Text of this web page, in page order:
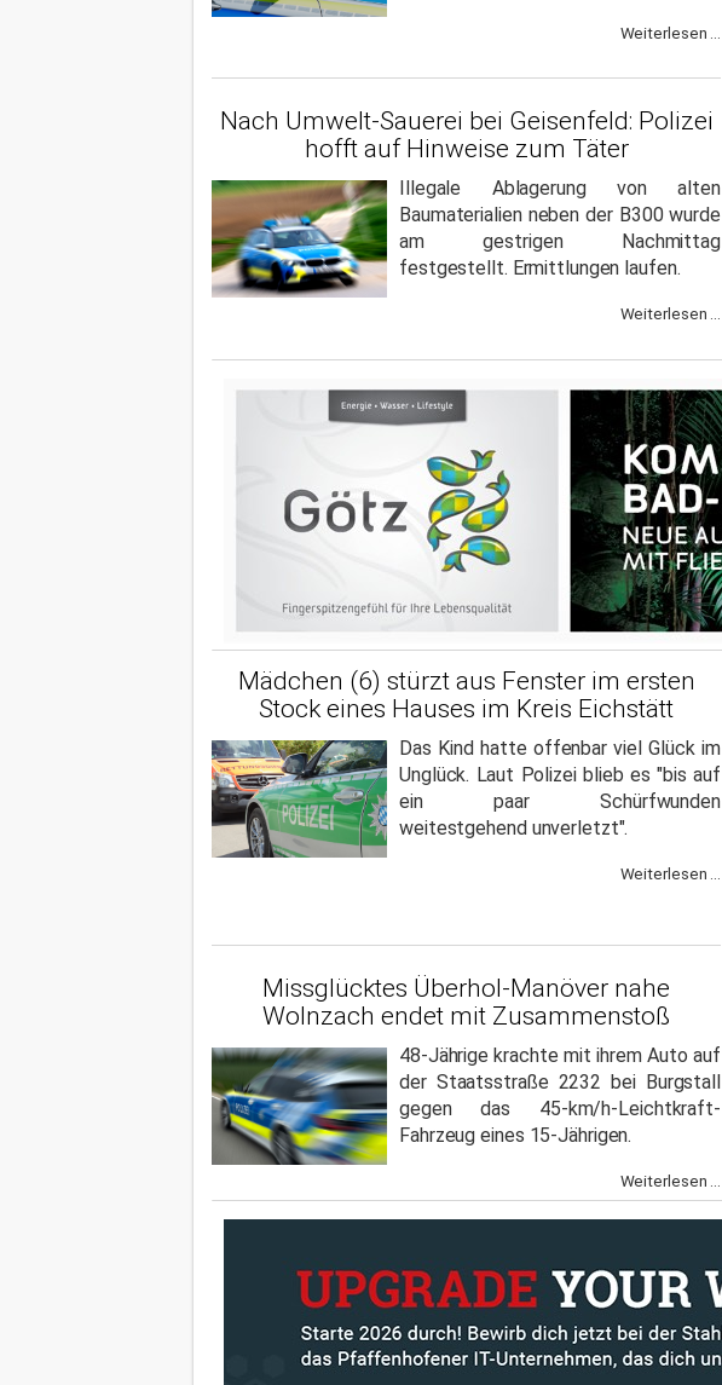
Weiterlesen ...
Nach Umwelt-Sauerei bei Geisenfeld: Polizei
hofft auf Hinweise zum Täter
Illegale Ablagerung von alten
Baumaterialien neben der B300 wurde
am gestrigen Nachmittag
festgestellt. Ermittlungen laufen.
Weiterlesen ...
Mädchen (6) stürzt aus Fenster im ersten
Stock eines Hauses im Kreis Eichstätt
Das Kind hatte offenbar viel Glück im
Unglück. Laut Polizei blieb es "bis auf
ein paar Schürfwunden
weitestgehend unverletzt".
Weiterlesen ...
Missglücktes Überhol-Manöver nahe
Wolnzach endet mit Zusammenstoß
48-Jährige krachte mit ihrem Auto auf
der Staatsstraße 2232 bei Burgstall
gegen das 45-km/h-Leichtkraft-
Fahrzeug eines 15-Jährigen.
Weiterlesen ...